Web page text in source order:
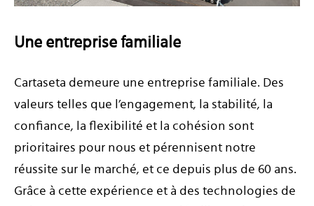
Une entreprise familiale
Cartaseta demeure une entreprise familiale. Des
valeurs telles que l’engagement, la stabilité, la
confiance, la flexibilité et la cohésion sont
prioritaires pour nous et pérennisent notre
réussite sur le marché, et ce depuis plus de 60 ans.
Grâce à cette expérience et à des technologies de